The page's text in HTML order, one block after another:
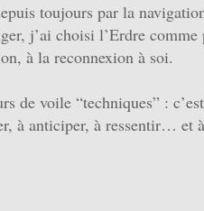
toujours par la
j’ai choisi l’Erdre
à la reconnexion à soi.
de voile “techniques” :
à anticiper, à ressentir… et